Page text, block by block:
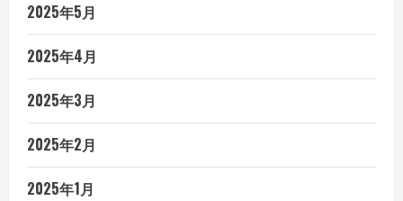
2025年5月
2025年4月
2025年3月
2025年2月
2025年1月